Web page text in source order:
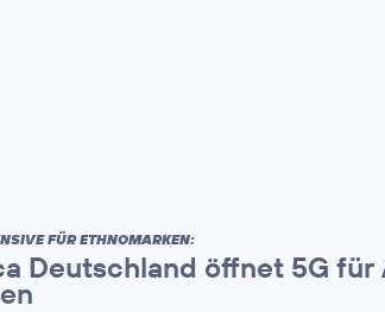
FÜR ETHNOMARKEN:
Deutschland öffnet 5G für